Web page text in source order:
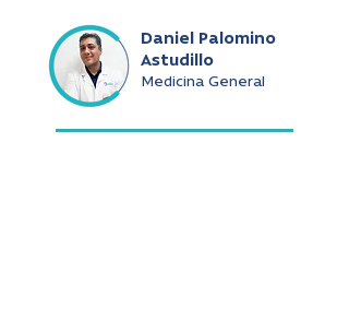
Daniel Palomino
Astudillo
Medicina General